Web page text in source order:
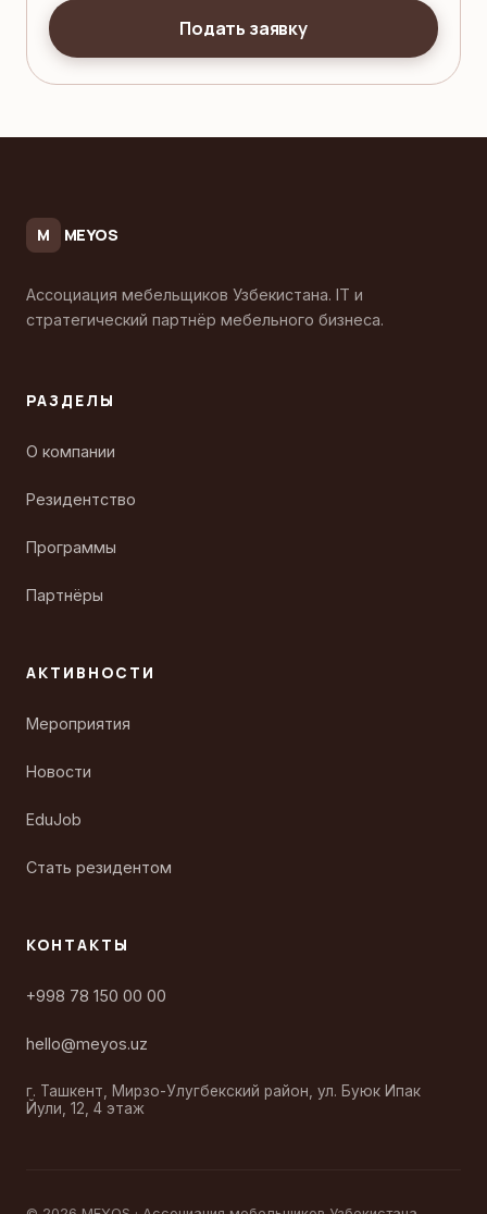
Подать заявку
M MEYOS
Ассоциация мебельщиков Узбекистана. IT и
стратегический партнёр мебельного бизнеса.
РАЗДЕЛЫ
О компании
Резидентство
Программы
Партнёры
АКТИВНОСТИ
Мероприятия
Новости
EduJob
Стать резидентом
КОНТАКТЫ
+998 78 150 00 00
hello@meyos.uz
г. Ташкент, Мирзо-Улугбекский район, ул. Буюк Ипак
Йули, 12, 4 этаж